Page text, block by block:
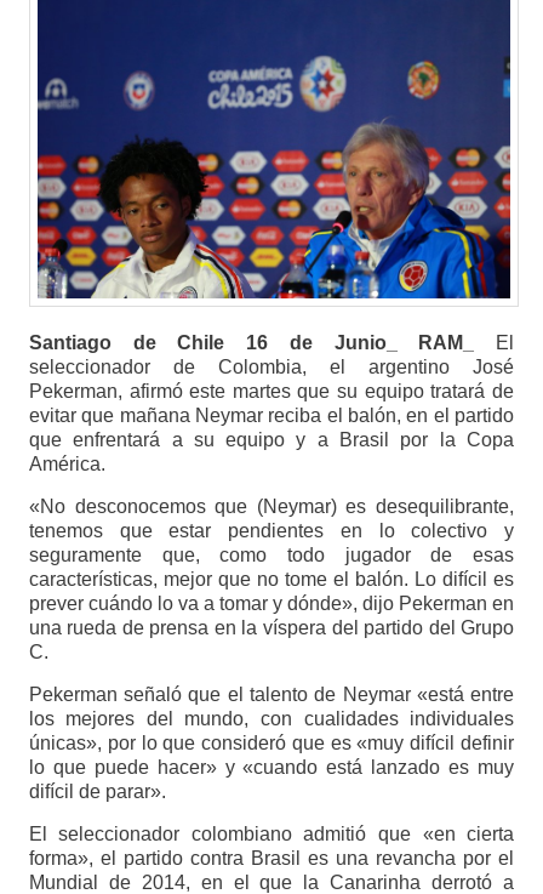
Santiago de Chile 16 de Junio_ RAM_
El
seleccionador de Colombia, el argentino José
Pekerman, afirmó este martes que su equipo tratará de
evitar que mañana Neymar reciba el balón, en el partido
que enfrentará a su equipo y a Brasil por la Copa
América.
«No desconocemos que (Neymar) es desequilibrante,
tenemos que estar pendientes en lo colectivo y
seguramente que, como todo jugador de esas
características, mejor que no tome el balón. Lo difícil es
prever cuándo lo va a tomar y dónde», dijo Pekerman en
una rueda de prensa en la víspera del partido del Grupo
C.
Pekerman señaló que el talento de Neymar «está entre
los mejores del mundo, con cualidades individuales
únicas», por lo que consideró que es «muy difícil definir
lo que puede hacer» y «cuando está lanzado es muy
difícil de parar».
El seleccionador colombiano admitió que «en cierta
forma», el partido contra Brasil es una revancha por el
Mundial de 2014, en el que la Canarinha derrotó a